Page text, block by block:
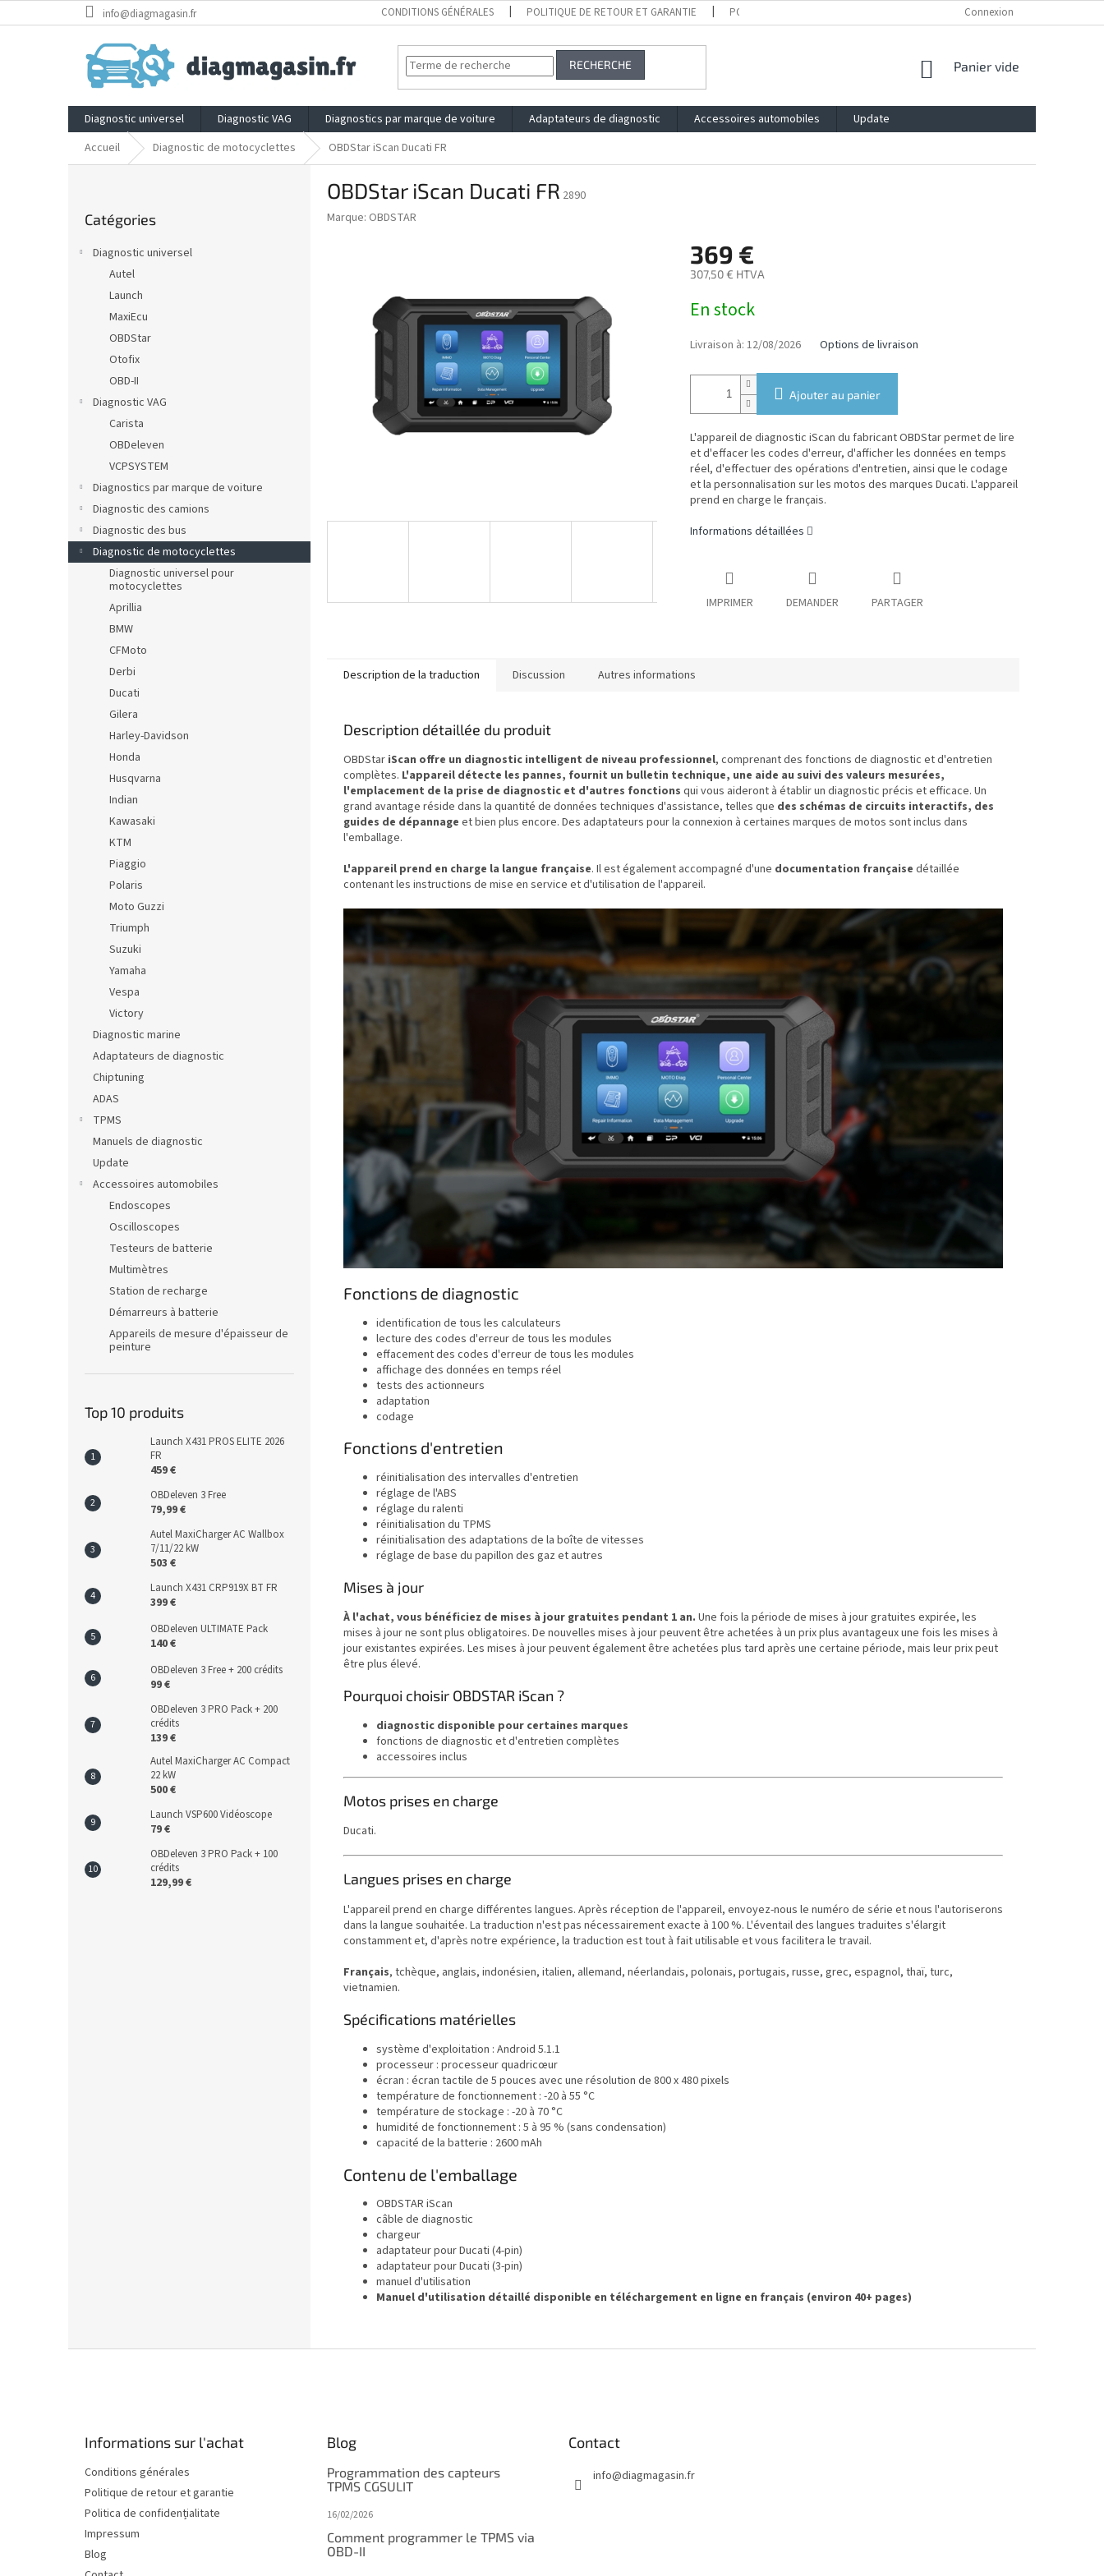
au
info@diagmagasin.fr CONDITIONS GÉNÉRALES POLITIQUE DE RETOUR ET GARANTIE POLITICA DE CONFIDENȚIALITATE IMPRESSUM BLOG
Connexion
RECHERCHE
PANIER
Panier vide
Diagnostic universel Diagnostic VAG Diagnostics par marque de voiture Adaptateurs de diagnostic Accessoires automobiles
Update
Accueil
Diagnostic de motocyclettes OBDStar iScan Ducati FR
les
Catégories
Diagnostic universel
Autel
Launch
MaxiEcu
OBDStar
Otofix
OBD-II
Diagnostic VAG
Carista
OBDeleven
VCPSYSTEM
Diagnostics par marque de voiture
Diagnostic des camions
Diagnostic des bus
Diagnostic de motocyclettes
Diagnostic universel pour
motocyclettes
Aprillia
BMW
CFMoto
Derbi
Ducati
Gilera
Harley-Davidson
Honda
Husqvarna
Indian
Kawasaki
KTM
Piaggio
Polaris
Moto Guzzi
Triumph
Suzuki
Yamaha
Vespa
Victory
Diagnostic marine
Adaptateurs de diagnostic
Chiptuning
ADAS
TPMS
Manuels de diagnostic
Update
Accessoires automobiles
Endoscopes
Oscilloscopes
Testeurs de batterie
Multimètres
Station de recharge
Démarreurs à batterie
Appareils de mesure d'épaisseur de
peinture
Top 10 produits
Launch X431 PROS ELITE 2026
FR
459 €
OBDeleven 3 Free
79,99 €
Autel MaxiCharger AC Wallbox
7/11/22 kW
503 €
Launch X431 CRP919X BT FR
399 €
OBDeleven ULTIMATE Pack
140 €
OBDeleven 3 Free + 200 crédits
99 €
OBDeleven 3 PRO Pack + 200
crédits
139 €
Autel MaxiCharger AC Compact
22 kW
500 €
Launch VSP600 Vidéoscope
79 €
OBDeleven 3 PRO Pack + 100
crédits
129,99 €
OBDStar iScan Ducati FR 2890
Marque: OBDSTAR
369 €
307,50 € HTVA
de
mesure:
En stock
Livraison à: 12/08/2026 Options de livraison
Ajouter au panier
L'appareil de diagnostic iScan du fabricant OBDStar permet de lire
et d'effacer les codes d'erreur, d'afficher les données en temps
réel, d'effectuer des opérations d'entretien, ainsi que le codage
et la personnalisation sur les motos des marques Ducati. L'appareil
prend en charge le français.
Informations détaillées
IMPRIMER DEMANDER PARTAGER
Description de la traduction Discussion Autres informations
Description détaillée du produit
OBDStar iScan offre un diagnostic intelligent de niveau professionnel, comprenant des fonctions de diagnostic et d'entretien
complètes. L'appareil détecte les pannes, fournit un bulletin technique, une aide au suivi des valeurs mesurées,
l'emplacement de la prise de diagnostic et d'autres fonctions qui vous aideront à établir un diagnostic précis et efficace. Un
grand avantage réside dans la quantité de données techniques d'assistance, telles que des schémas de circuits interactifs, des
guides de dépannage et bien plus encore. Des adaptateurs pour la connexion à certaines marques de motos sont inclus dans
l'emballage.
L'appareil prend en charge la langue française. Il est également accompagné d'une documentation française détaillée
contenant les instructions de mise en service et d'utilisation de l'appareil.
Fonctions de diagnostic
identification de tous les calculateurs
lecture des codes d'erreur de tous les modules
effacement des codes d'erreur de tous les modules
affichage des données en temps réel
tests des actionneurs
adaptation
codage
Fonctions d'entretien
réinitialisation des intervalles d'entretien
réglage de l'ABS
réglage du ralenti
réinitialisation du TPMS
réinitialisation des adaptations de la boîte de vitesses
réglage de base du papillon des gaz et autres
Mises à jour
À l'achat, vous bénéficiez de mises à jour gratuites pendant 1 an. Une fois la période de mises à jour gratuites expirée, les
mises à jour ne sont plus obligatoires. De nouvelles mises à jour peuvent être achetées à un prix plus avantageux une fois les mises à
jour existantes expirées. Les mises à jour peuvent également être achetées plus tard après une certaine période, mais leur prix peut
être plus élevé.
Pourquoi choisir OBDSTAR iScan ?
diagnostic disponible pour certaines marques
fonctions de diagnostic et d'entretien complètes
accessoires inclus
Motos prises en charge
Ducati.
Langues prises en charge
L'appareil prend en charge différentes langues. Après réception de l'appareil, envoyez-nous le numéro de série et nous l'autoriserons
dans la langue souhaitée. La traduction n'est pas nécessairement exacte à 100 %. L'éventail des langues traduites s'élargit
constamment et, d'après notre expérience, la traduction est tout à fait utilisable et vous facilitera le travail.
Français, tchèque, anglais, indonésien, italien, allemand, néerlandais, polonais, portugais, russe, grec, espagnol, thaï, turc,
vietnamien.
Spécifications matérielles
système d'exploitation : Android 5.1.1
processeur : processeur quadricœur
écran : écran tactile de 5 pouces avec une résolution de 800 x 480 pixels
température de fonctionnement : -20 à 55 °C
température de stockage : -20 à 70 °C
humidité de fonctionnement : 5 à 95 % (sans condensation)
capacité de la batterie : 2600 mAh
Contenu de l'emballage
OBDSTAR iScan
câble de diagnostic
chargeur
adaptateur pour Ducati (4-pin)
adaptateur pour Ducati (3-pin)
manuel d'utilisation
Manuel d'utilisation détaillé disponible en téléchargement en ligne en français (environ 40+ pages)
Informations sur l'achat
Conditions générales
Politique de retour et garantie
Politica de confidențialitate
Impressum
Blog
Blog
Programmation des capteurs
TPMS CGSULIT
16/02/2026
Comment programmer le TPMS via
OBD-II
Contact
info@diagmagasin.fr